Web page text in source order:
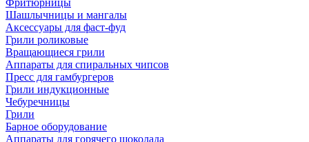
Фритюрницы
Шашлычницы и мангалы
Аксессуары для фаст-фуд
Грили роликовые
Вращающиеся грили
Аппараты для спиральных чипсов
Пресс для гамбургеров
Грили индукционные
Чебуречницы
Грили
Барное оборудование
Аппараты для горячего шоколада